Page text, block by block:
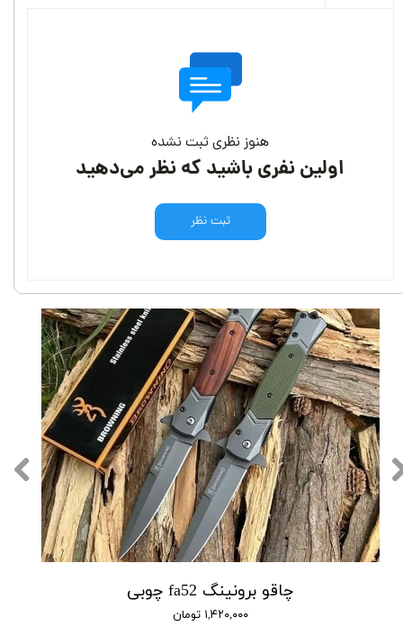
هنوز نظری ثبت نشده
اولین نفری باشید که نظر می‌دهید
ثبت نظر
چاقو برونینگ fa52 چوبی
۱,۴۲۰,۰۰۰ تومان